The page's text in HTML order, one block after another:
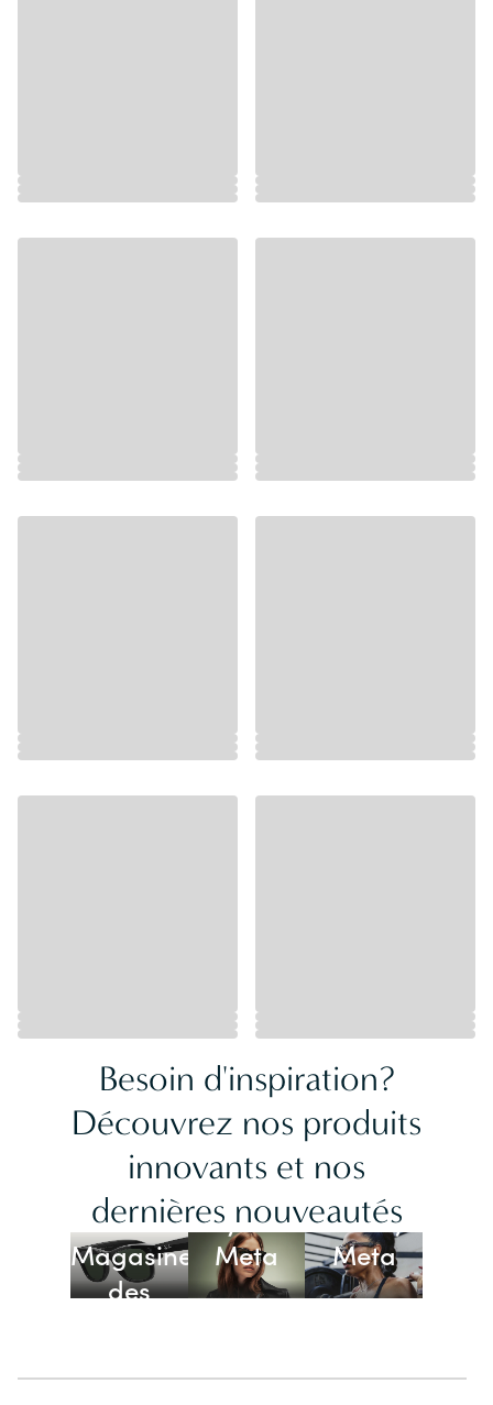
Besoin d'inspiration?
Découvrez nos produits
innovants et nos
dernières nouveautés
Magasiner
des
Ray-Ban
Meta
Lunettes
Oakley
Meta